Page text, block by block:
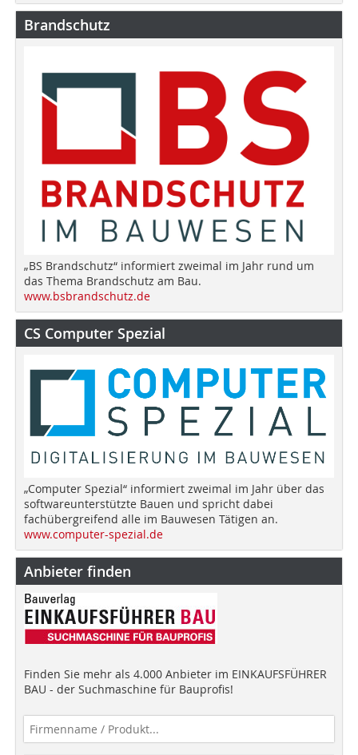
Brandschutz
„BS Brandschutz“ informiert zweimal im Jahr rund um
das Thema Brandschutz am Bau.
www.bsbrandschutz.de
CS Computer Spezial
„Computer Spezial“ informiert zweimal im Jahr über das
softwareunterstützte Bauen und spricht dabei
fachübergreifend alle im Bauwesen Tätigen an.
www.computer-spezial.de
Anbieter finden
Finden Sie mehr als 4.000 Anbieter im EINKAUFSFÜHRER
BAU - der Suchmaschine für Bauprofis!